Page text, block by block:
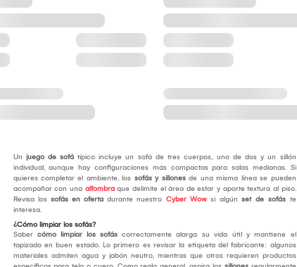
Un juego de sofátípico incluye un sofá de tres cuerpos, uno de dos y un sillón
individual, aunque hay configuraciones más compactas para salas medianas. Si
quieres completar el ambiente, los sofás y sillonesde una misma línea se pueden
acompañar con una alfombraque delimite el área de estar y aporte textura al piso.
Revisa los sofás en ofertadurante nuestro Cyber Wowsi algún set de sofáste
interesa.
¿Cómo limpiar los sofás?
Saber cómo limpiar los sofáscorrectamente alarga su vida útil y mantiene el
tapizado en buen estado. Lo primero es revisar la etiqueta del fabricante: algunos
materiales admiten agua y jabón neutro, mientras que otros requieren productos